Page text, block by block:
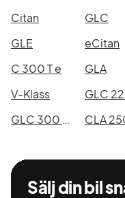
Citan
GLC
GLE
eCitan
C 300 T e
GLA
V-Klass
GLC 300 e 4MATIC
Sälj din bil